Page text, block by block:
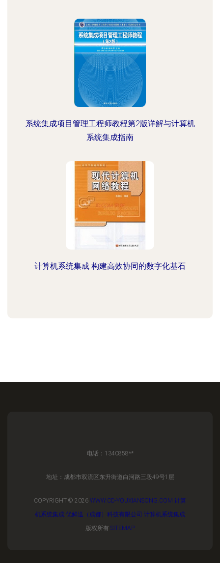
系统集成项目管理工程师教程第2版详解与计算机
系统集成指南
计算机系统集成 构建高效协同的数字化基石
电话：1340858**
地址：成都市双流区东升街道白河路三段49号1层
COPYRIGHT © 2026 WWW.CD-YOUXIANSONG.COM 计算
机系统集成 优鲜送（成都）科技有限公司 计算机系统集成
版权所有 SITEMAP